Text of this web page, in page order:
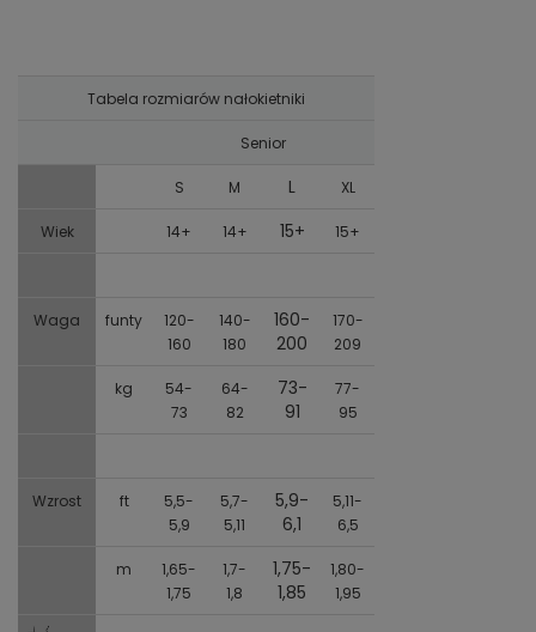
Tabela rozmiarów nałokietniki
Senior
S M L XL
Wiek 14+ 14+ 15+ 15+
Waga funty
120-
160
140-
180
160-
200
170-
209
kg
54-
73
64-
82
73-
91
77-
95
Wzrost ft
5,5-
5,9
5,7-
5,11
5,9-
6,1
5,11-
6,5
m
1,65-
1,75
1,7-
1,8
1,75-
1,85
1,80-
1,95